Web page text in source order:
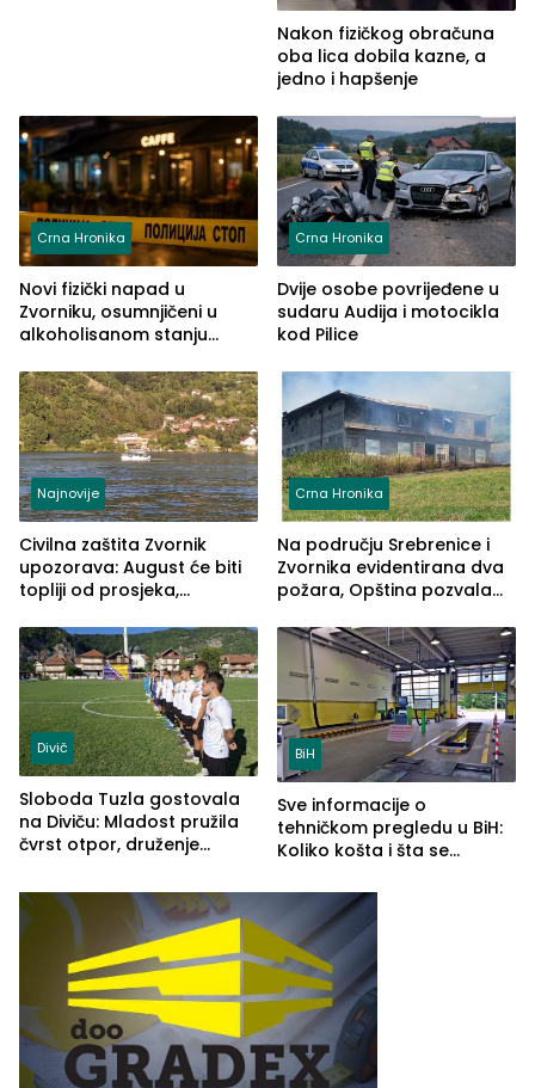
Nakon fizičkog obračuna
oba lica dobila kazne, a
jedno i hapšenje
Crna Hronika
Novi fizički napad u
Zvorniku, osumnjičeni u
alkoholisanom stanju
telefon
Crna Hronika
Dvije osobe povrijeđene u
sudaru Audija i motocikla
kod Pilice
Najnovije
Civilna zaštita Zvornik
upozorava: August će biti
topliji od prosjeka,
nestašice vode
Crna Hronika
Na području Srebrenice i
Zvornika evidentirana dva
požara, Opština pozvala
Divič
Sloboda Tuzla gostovala
na Diviču: Mladost pružila
čvrst otpor, druženje
jezera
BiH
Sve informacije o
tehničkom pregledu u BiH:
Koliko košta i šta se